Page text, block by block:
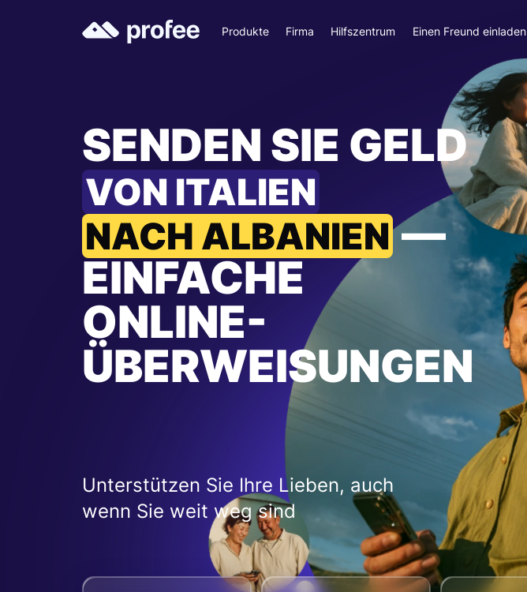
Produkte Firma Hilfszentrum Einen Freund einladen
SENDEN SIE GELD
VON ITALIEN
NACH ALBANIEN—
EINFACHE
ONLINE-
ÜBERWEISUNGEN
Unterstützen Sie Ihre Lieben, auch
wenn Sie weit weg sind